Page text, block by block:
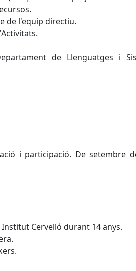
de l'equip directiu.
de Llenguatges i
i participació. De setembre
Institut Cervelló durant 14 anys.